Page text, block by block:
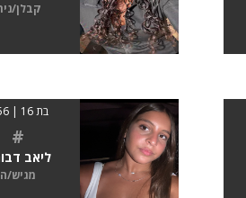
קבלן/
בת 16 | 1.56
#
ליאב
מגיש/ה